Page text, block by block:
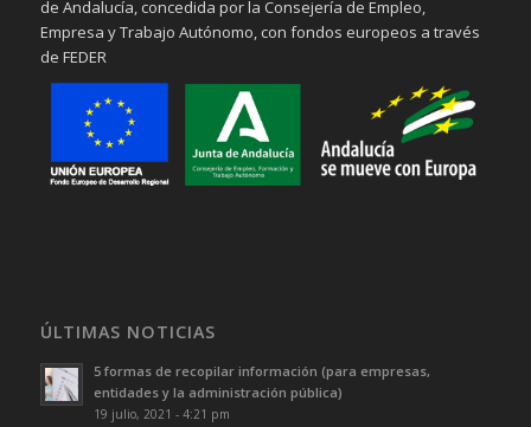
de Andalucía, concedida por la Consejería de Empleo,
Empresa y Trabajo Autónomo, con fondos europeos a través
de FEDER
ÚLTIMAS NOTICIAS
5 formas de recopilar información (para empresas,
entidades y la administración pública)
19 julio, 2021 - 4:21 pm